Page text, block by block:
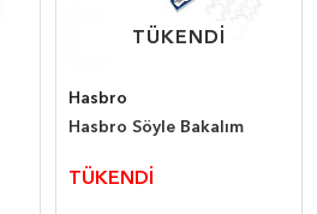
TÜKENDİ
TÜKENDİ
Hasbro
Hasbro Söyle Bakalım
TÜKENDİ